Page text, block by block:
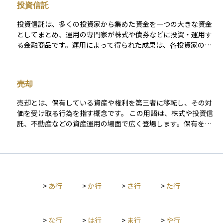
していれば、その時点で売買が成立し、これが約定となりま
す。投資では、この約定が実際の資産の動きを決定づける重要
なタイミングであり、注文方法（指値や成行など）や市場の状
況によって、約定のタイミングや可否が左右されることもあり
ます。
投資信託
投資信託は、多くの投資家から集めた資金を一つの大きな資金
としてまとめ、運用の専門家が株式や債券などに投資・運用す
る金融商品です。運用によって得られた成果は、各投資家の投
料などのコストが発生することにも注意が必要です。また、投
資信託ごとに運用方針やリスクの水準が異なり、運用の専門家
がその方針に基づいて投資先を選定し、資金を運用していきま
す。
売却
売却とは、保有している資産や権利を第三者に移転し、その対
価を受け取る行為を指す概念です。 この用語は、株式や投資信
託、不動産などの資産運用の場面で広く登場します。保有を続
ては、「保有中の評価」と「売却による確定」という区切りを
行為」や「利益を得るための行動」だと捉えられることがあり
意味を持ちます。また、評価上の損益と異なり、売却によって
> あ行 >か行 > さ行 > た行
> な行 > は行 > ま行 > や行